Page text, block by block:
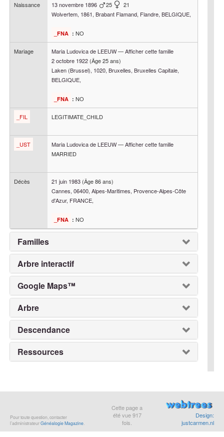
Naissance 13 novembre 1896 25
21
Wolvertem, 1861, Brabant Flamand, Flandre, BELGIQUE,
_FNA : NO
Mariage Maria Ludovicade LEEUW—Afficher cette famille
2 octobre 1922 (Âge 25 ans)
Laken (Brussel), 1020, Bruxelles, Bruxelles Capitale,
BELGIQUE,
_FNA : NO
_FIL LEGITIMATE_CHILD
_UST Maria Ludovicade LEEUW—Afficher cette famille
MARRIED
Décès 21 juin 1983 (Âge 86 ans)
Cannes, 06400, Alpes-Maritimes, Provence-Alpes-Côte
d'Azur, FRANCE,
_FNA : NO
Familles
Arbre interactif
Google Maps™
Arbre
Descendance
Ressources
Pour toute question, contacter
l’administrateurGénéalogie Magazine.
Cette page a
été vue917
fois.
Design:
justcarmen.nl